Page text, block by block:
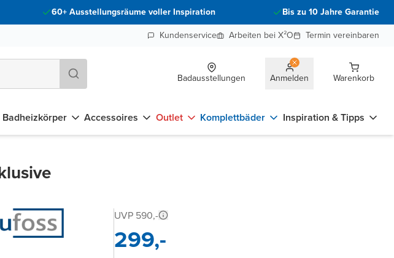
60+ Ausstellungsräume voller Inspiration
Bis zu 10 Jahre Garantie
Kundenservice
Arbeiten bei X²O Termin vereinbaren
Badausstellungen Anmelden Warenkorb
Badheizkörper Accessoires Outlet Komplettbäder Inspiration & Tipps
UVP 590,-
299,-